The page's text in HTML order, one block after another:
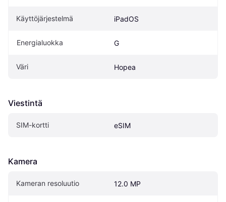
Käyttöjärjestelmä iPadOS
Energialuokka G
Väri Hopea
Viestintä
SIM-kortti eSIM
Kamera
Kameran resoluutio 12.0 MP